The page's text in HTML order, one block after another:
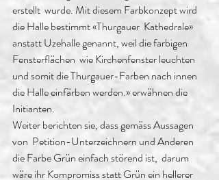
erstellt  wurde. Mit diesem Farbkonzept wird
die Halle bestimmt «Thurgauer  Kathedrale»
anstatt Uzehalle genannt, weil die farbigen
Fensterflächen  wie Kirchenfenster leuchten
und somit die Thurgauer-Farben nach innen
die Halle einfärben werden.» erwähnen die
Initianten.
Weiter berichten sie, dass gemäss Aussagen
von  Petition-Unterzeichnern und Anderen
die Farbe Grün einfach störend ist,  darum
wäre ihr Kompromiss statt Grün ein hellerer